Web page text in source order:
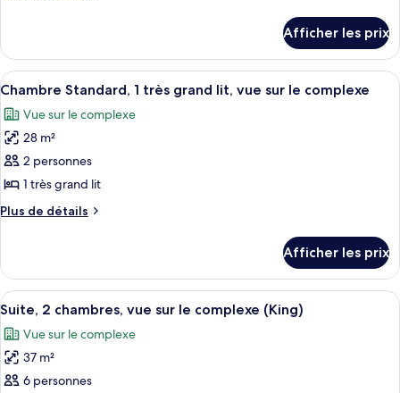
1
chambre,
accessible
aux
personnes
à
mobilité
réduite,
vue
complexe
(Two
Queen)
Suite,
chambre,
aux
personnes
mobilité
réduite,
sur
Queen)
Afficher les prix
Afficher
toutes
les
photos
pour
ce
type
de
Chambre
Standard,
1
très
grand
lit,
vue
Une chambre d’hôtel avec un
3
Chambre Standard, 1 très grand lit, vue sur le complexe
Vue sur le complexe
28 m²
2 personnes
1 très grand lit
Plus de détails
Plus
Chambre
Standard,
1
grand
lit,
sur
Afficher les prix
Afficher
toutes
les
photos
pour
Un salon moderne comprenant un
7
Suite, 2 chambres, vue sur le complexe (King)
Vue sur le complexe
37 m²
6 personnes